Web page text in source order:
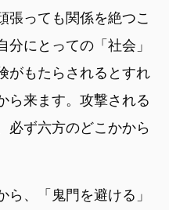
張っても関係を絶つこ
分にとっての「社会」
がもたらされるとすれ
ら来ます。攻撃される
必ず六方のどこかから
、「鬼門を避ける」